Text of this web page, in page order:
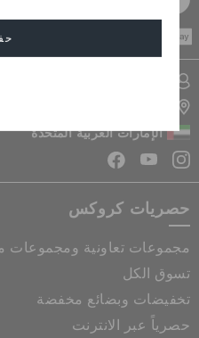
الإمارات العربية المتحدة
حصريات كروكس
مجموعات تعاونية ومجموعات
تسوق الكل
تخفيضات وبضائع مخفضة
حصرياً عبر الانترنت